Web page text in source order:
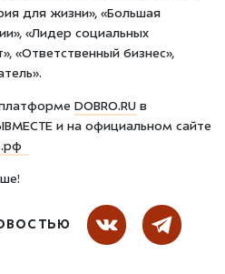
для жизни», «Большая
«Лидер социальных
«Ответственный бизнес»,
DOBRO.RU в
и на официальном сайте